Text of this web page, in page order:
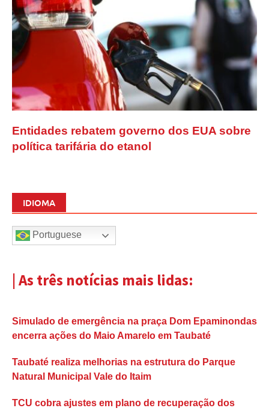
Entidades rebatem governo dos EUA sobre
política tarifária do etanol
IDIOMA
Portuguese
| As três notícias mais lidas:
Simulado de emergência na praça Dom Epaminondas
encerra ações do Maio Amarelo em Taubaté
Taubaté realiza melhorias na estrutura do Parque
Natural Municipal Vale do Itaim
TCU cobra ajustes em plano de recuperação dos